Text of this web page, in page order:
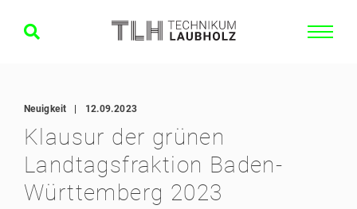
Neuigkeit 12.09.2023
Klausur der grünen
Landtagsfraktion Baden-
Württemberg 2023